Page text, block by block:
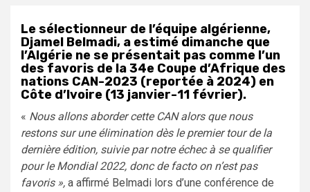
Le sélectionneur de l’équipe algérienne,
Djamel Belmadi, a estimé dimanche que
l’Algérie ne se présentait pas comme l’un
des favoris de la 34e Coupe d’Afrique des
nations CAN-2023 (reportée à 2024) en
Côte d’Ivoire (13 janvier-11 février).
« Nous allons aborder cette CAN alors que nous
restons sur une élimination dès le premier tour de la
dernière édition, suivie par notre échec à se qualifier
pour le Mondial 2022, donc de facto on n’est pas
favoris », a affirmé Belmadi lors d’une conférence de